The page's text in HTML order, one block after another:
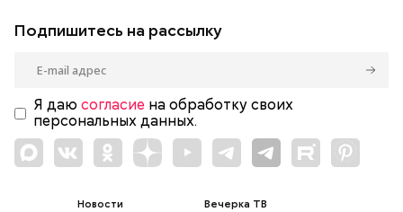
Подпишитесь на рассылку
Я даю согласие на обработку своих
персональных данных.
Новости
Вечерка ТВ